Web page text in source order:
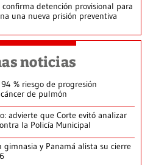
detención provisional para
una nueva prisión preventiva
noticias
% riesgo de progresión
de pulmón
advierte que Corte evitó analizar
la Policía Municipal
y Panamá alista su cierre